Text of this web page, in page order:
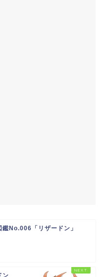
鑑No.006「リザードン」
ン